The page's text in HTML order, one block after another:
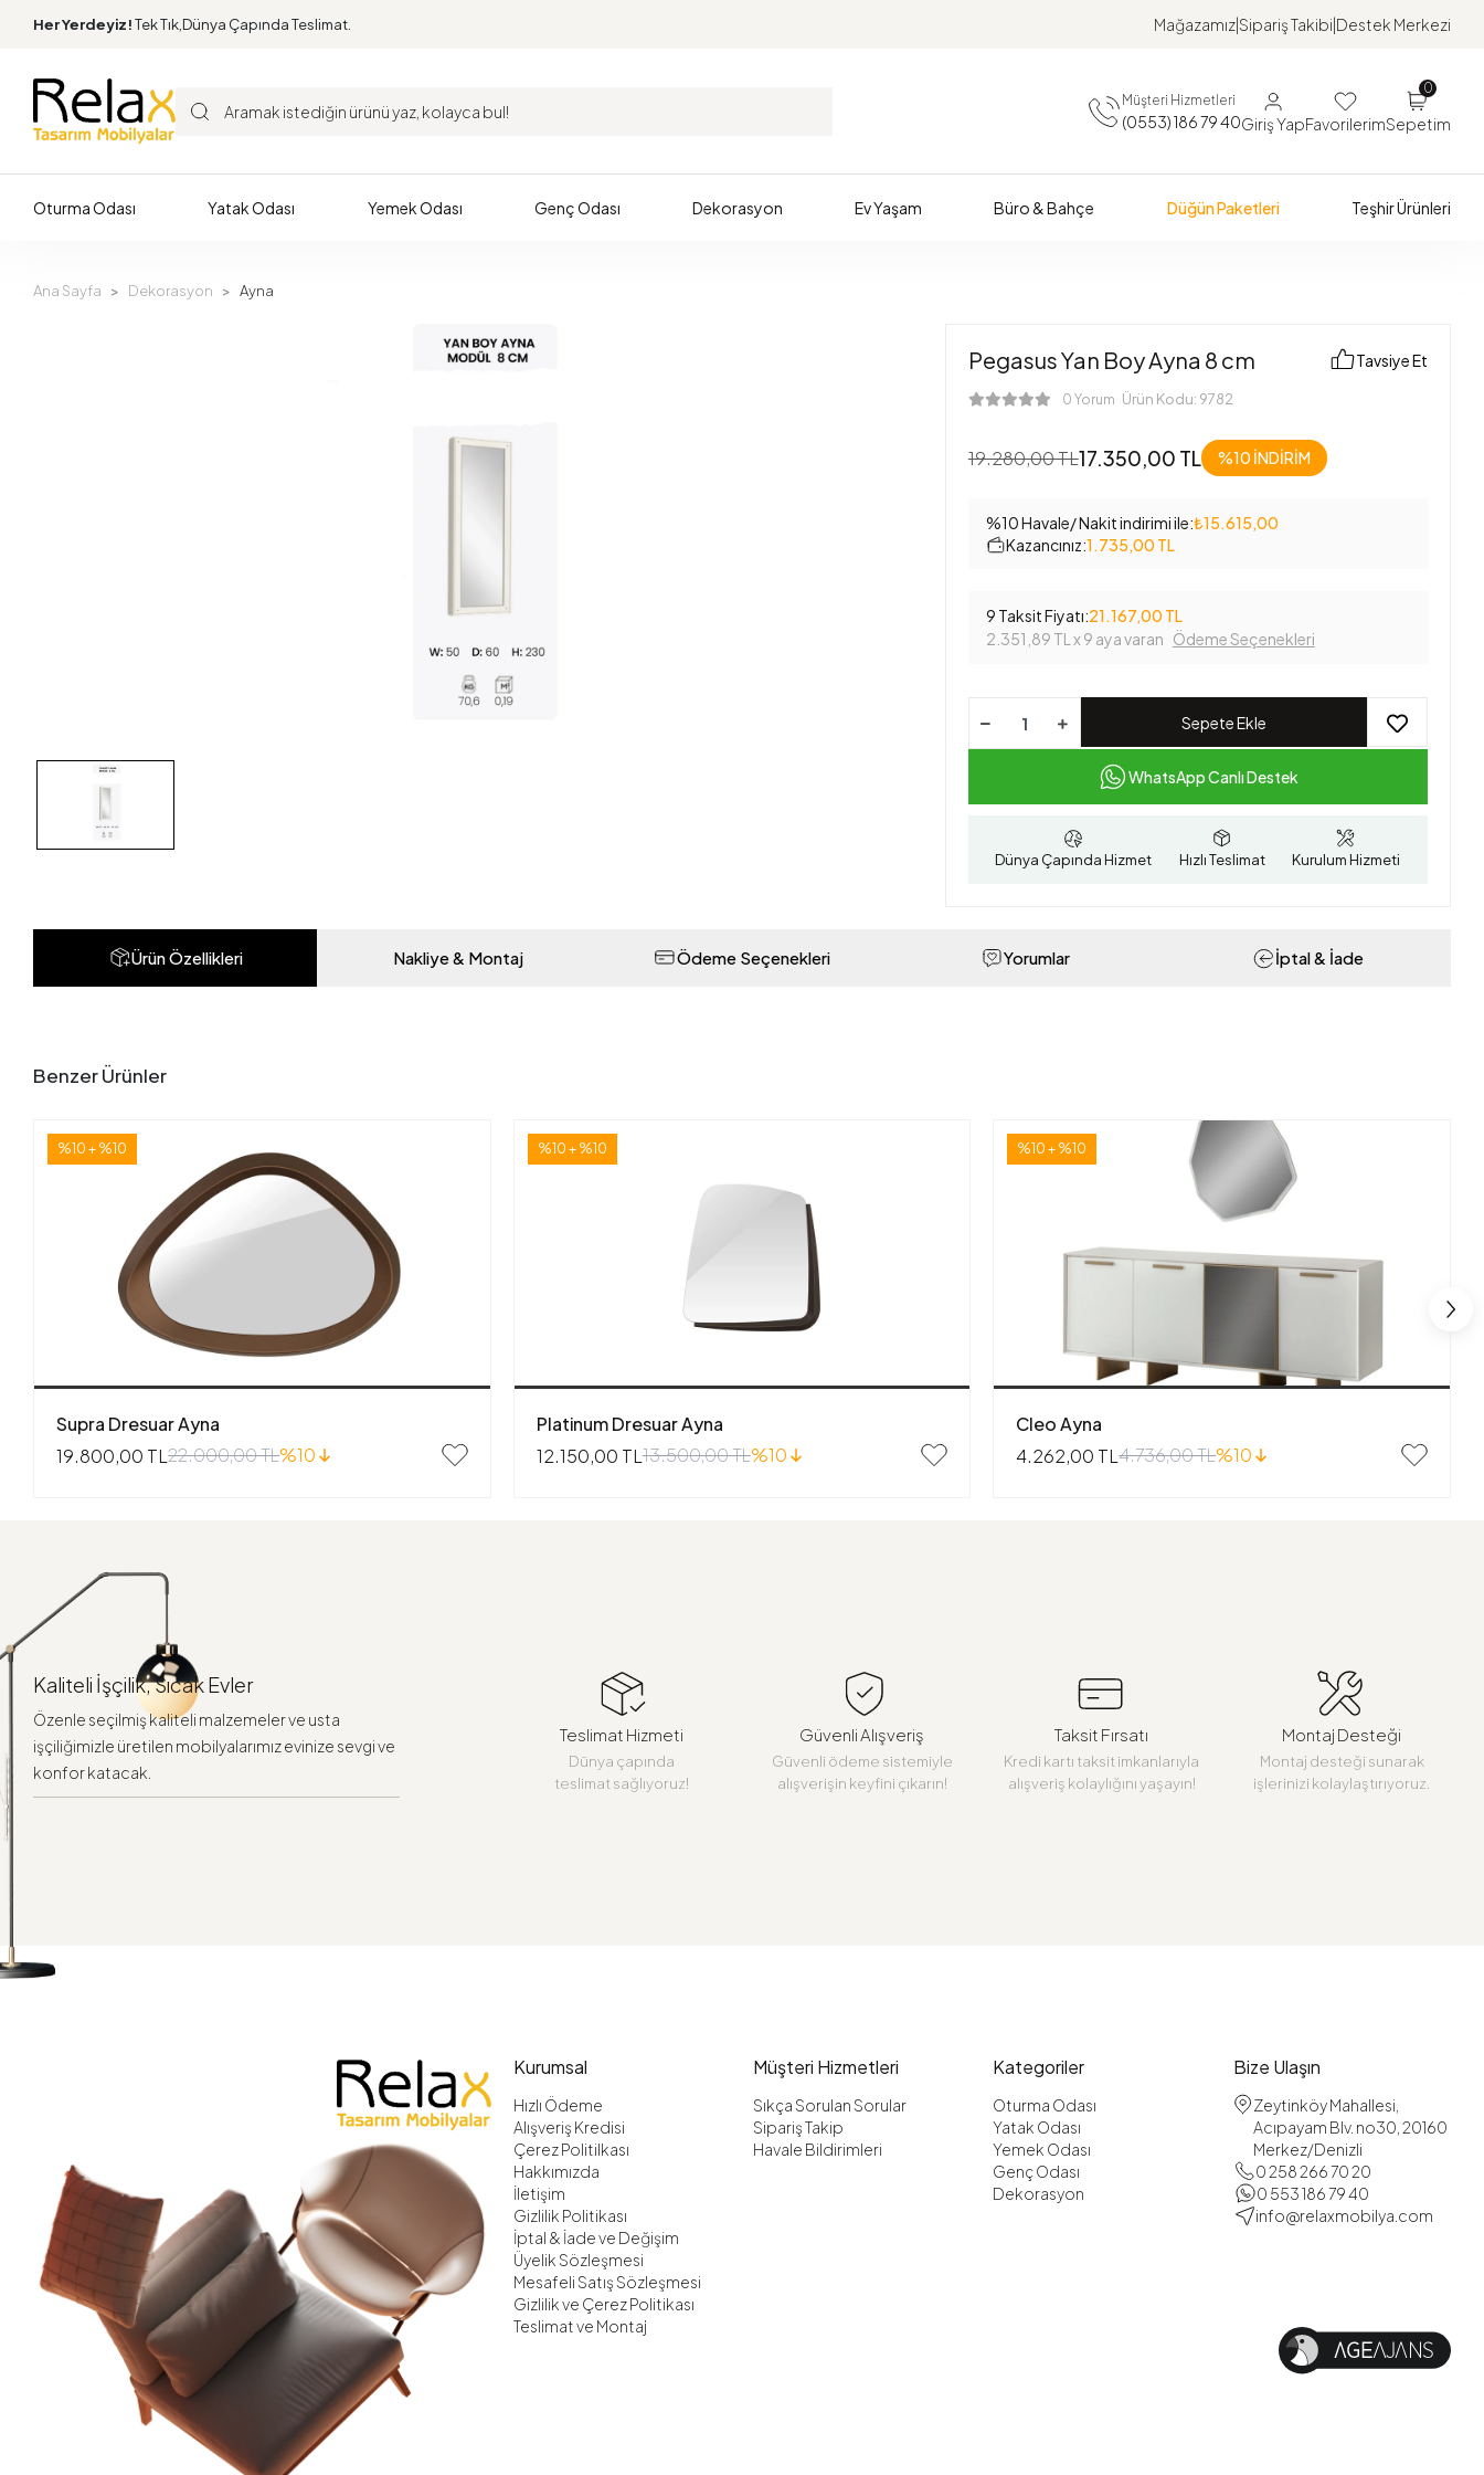
Her Yerdeyiz!Tek Tık,Dünya Çapında Teslimat. MağazamızSipariş Takibi Destek Merkezi
Müşteri Hizmetleri
(0553) 186 79 40Giriş YapFavorilerim
0
Sepetim
Oturma Odası Yatak Odası Yemek Odası Genç Odası Dekorasyon Ev Yaşam Büro & Bahçe Düğün Paketleri Teşhir Ürünleri
Ana Sayfa Dekorasyon Ayna
Pegasus Yan Boy Ayna 8 cm
0 Yorum Ürün Kodu: 9782
Tavsiye Et
19.280,00 TL17.350,00 TL %10 İNDİRİM
%10 Havale/ Nakit indirimi ile:₺15.615,00
Kazancınız:1.735,00 TL
9 Taksit Fiyatı:21.167,00 TL
2.351,89 TL x 9 aya varan Ödeme Seçenekleri
Sepete Ekle
WhatsApp Canlı Destek
Dünya Çapında Hizmet Hızlı Teslimat Kurulum Hizmeti
Ürün Özellikleri Nakliye & Montaj Ödeme Seçenekleri Yorumlar İptal & İade
Benzer Ürünler
%10 + %10
Supra Dresuar Ayna
19.800,00 TL22.000,00 TL%10
%10 + %10
Platinum Dresuar Ayna
12.150,00 TL13.500,00 TL%10
%10 + %10
Cleo Ayna
4.262,00 TL4.736,00 TL%10
Kaliteli İşçilik, Sıcak Evler
Özenle seçilmiş kaliteli malzemeler ve usta
işçiliğimizle üretilen mobilyalarımız evinize sevgi ve
konfor katacak.
Teslimat Hizmeti
Dünya çapında
teslimat sağlıyoruz!
Güvenli Alışveriş
Güvenli ödeme sistemiyle
alışverişin keyfini çıkarın!
Taksit Fırsatı
Kredi kartı taksit imkanlarıyla
alışveriş kolaylığını yaşayın!
Montaj Desteği
Montaj desteği sunarak
işlerinizi kolaylaştırıyoruz.
Kurumsal
Hızlı Ödeme
Alışveriş Kredisi
Çerez Politilkası
Hakkımızda
İletişim
Gizlilik Politikası
İptal & İade ve Değişim
Üyelik Sözleşmesi
Mesafeli Satış Sözleşmesi
Gizlilik ve Çerez Politikası
Teslimat ve Montaj
Müşteri Hizmetleri
Sıkça Sorulan Sorular
Sipariş Takip
Havale Bildirimleri
Kategoriler
Oturma Odası
Yatak Odası
Yemek Odası
Genç Odası
Dekorasyon
Bize Ulaşın
Zeytinköy Mahallesi,
Acıpayam Blv. no30, 20160
Merkez/Denizli
0 258 266 70 20
0 553 186 79 40
info@relaxmobilya.com